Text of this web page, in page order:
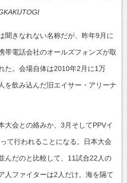
聞きなれない名称だが、昨年9月に
帯電話会社のオールズフォンズが取
た。会場自体は2010年2月に1万
を飲み込んだ旧エイサー・アリーナ
大会との絡みか、3月そしてPPVイ
て行われることになる。日本大会
んだのと比較して、11試合22人の
人ファイターは2人だけ。海を隔て